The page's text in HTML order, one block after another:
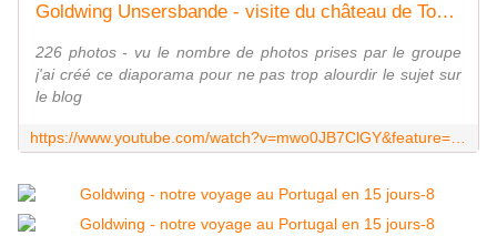
Goldwing Unsersbande - visite du château de Tomar
226 photos - vu le nombre de photos prises par le groupe
j'ai créé ce diaporama pour ne pas trop alourdir le sujet sur
le blog